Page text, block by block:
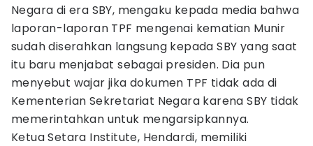
Negara di era SBY, mengaku kepada media bahwa
laporan-laporan TPF mengenai kematian Munir
sudah diserahkan langsung kepada SBY yang saat
itu baru menjabat sebagai presiden. Dia pun
menyebut wajar jika dokumen TPF tidak ada di
Kementerian Sekretariat Negara karena SBY tidak
memerintahkan untuk mengarsipkannya.
Ketua Setara Institute, Hendardi, memiliki